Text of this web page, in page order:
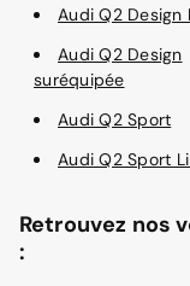
Audi Q2 Design
Audi Q2 Design
suréquipée
Audi Q2 Sport
Audi Q2 Sport
Retrouvez nos
: